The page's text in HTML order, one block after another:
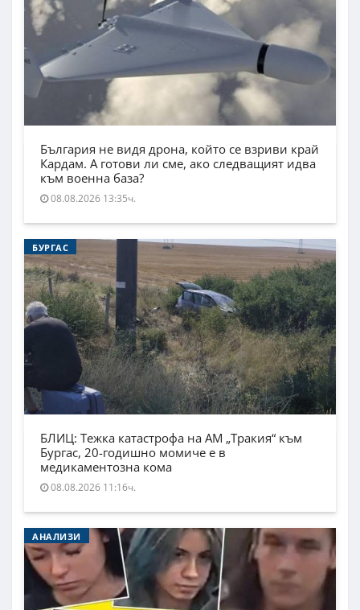
България не видя дрона, който се взриви край
Кардам. А готови ли сме, ако следващият идва
към военна база?
08.08.2026 13:35ч.
БУРГАС
БЛИЦ: Тежка катастрофа на АМ „Тракия“ към
Бургас, 20-годишно момиче е в
медикаментозна кома
08.08.2026 11:16ч.
АНАЛИЗИ